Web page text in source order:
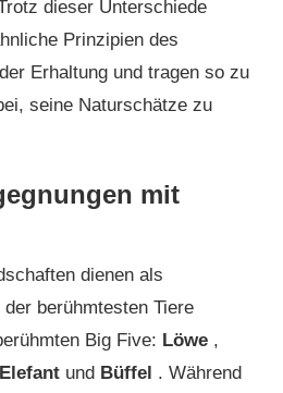
dieser Unterschiede
Prinzipien des
Erhaltung und tragen so zu
seine Naturschätze zu
mit
dienen als
berühmtesten Tiere
Big Five: Löwe ,
Elefant und Büffel . Während